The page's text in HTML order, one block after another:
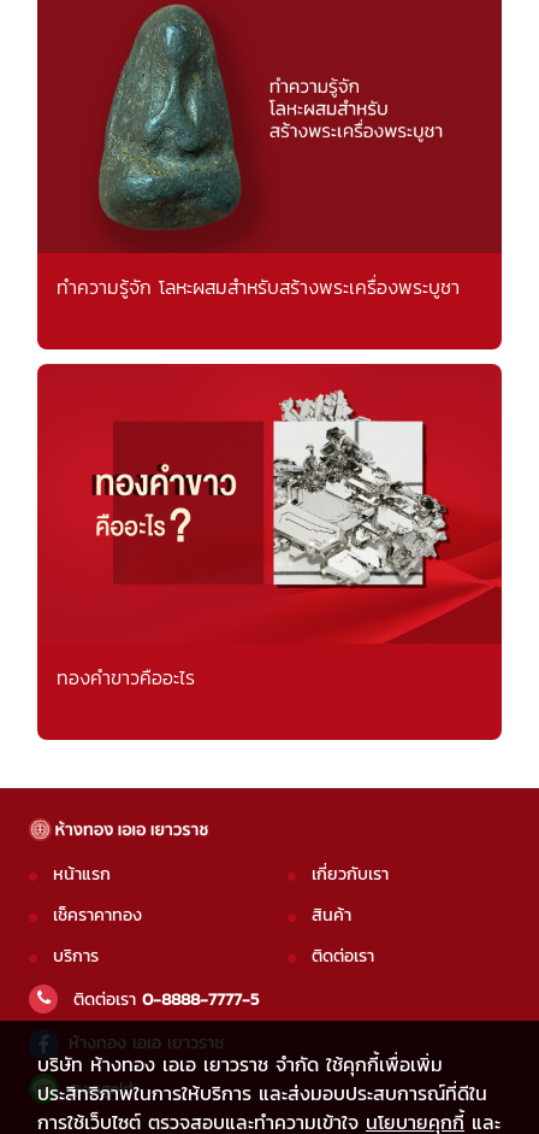
ทำความรู้จัก โลหะผสมสำหรับสร้างพระเครื่องพระบูชา
ทองคำขาวคืออะไร
บริษัท ห้างทอง เอเอ เยาวราช จำกัด ใช้คุกกี้เพื่อเพิ่ม
ประสิทธิภาพในการให้บริการ และส่งมอบประสบการณ์ที่ดีใน
การใช้เว็บไซต์ ตรวจสอบและทำความเข้าใจ นโยบายคุกกี้และ
หน้าแรก
เช็คราคาทอง
บริการ
เกี่ยวกับเรา
สินค้า
ติดต่อเรา
ติดต่อเรา 0-8888-7777-5
ห้างทอง เอเอ เยาวราช
@aagold